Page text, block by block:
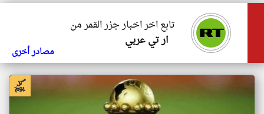
تابع اخر اخبار جزر القمر من
ار تي عربي
مصادر أخرى